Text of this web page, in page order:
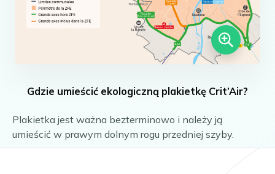
Gdzie umieścić ekologiczną plakietkę Crit’Air?
Plakietka jest ważna bezterminowo i należy ją
umieścić w prawym dolnym rogu przedniej szyby.